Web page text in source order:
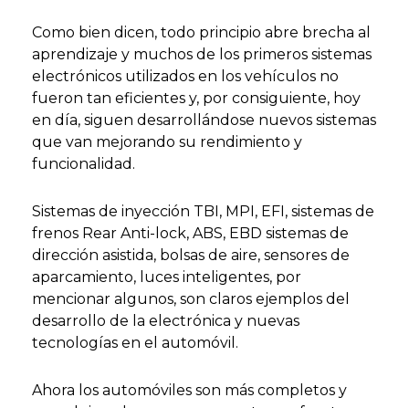
Como bien dicen, todo principio abre brecha al
aprendizaje y muchos de los primeros sistemas
electrónicos utilizados en los vehículos no
fueron tan eficientes y, por consiguiente, hoy
en día, siguen desarrollándose nuevos sistemas
que van mejorando su rendimiento y
funcionalidad.
Sistemas de inyección TBI, MPI, EFI, sistemas de
frenos Rear Anti-lock, ABS, EBD sistemas de
dirección asistida, bolsas de aire, sensores de
aparcamiento, luces inteligentes, por
mencionar algunos, son claros ejemplos del
desarrollo de la electrónica y nuevas
tecnologías en el automóvil.
Ahora los automóviles son más completos y